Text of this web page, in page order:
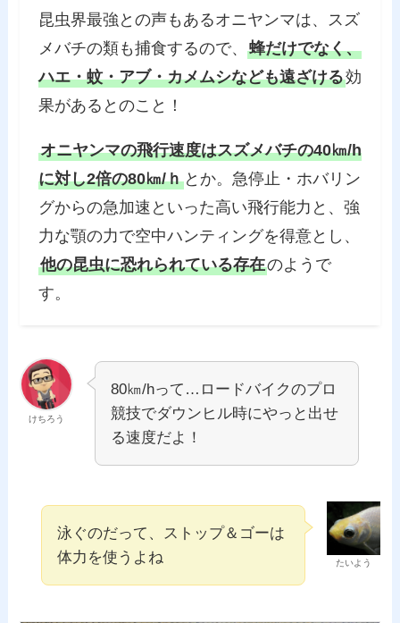
昆虫界最強との声もあるオニヤンマは、スズ
メバチの類も捕食するので、 蜂だけでなく、
ハエ・蚊・アブ・カメムシなども遠ざける効
果があるとのこと！
オニヤンマの飛行速度はスズメバチの40㎞/h
に対し2倍の80㎞/ｈとか。急停止・ホバリン
グからの急加速といった高い飛行能力と、強
力な顎の力で空中ハンティングを得意とし、
他の昆虫に恐れられている存在のようで
す。
けちろう
80㎞/hって…ロードバイクのプロ
競技でダウンヒル時にやっと出せ
る速度だよ！
たいよう
泳ぐのだって、ストップ＆ゴーは
体力を使うよね